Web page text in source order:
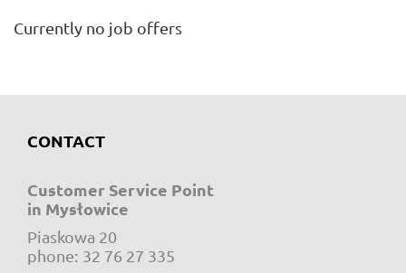
Currently no job offers
CONTACT
Customer Service Point
in Mysłowice
Piaskowa 20
phone: 32 76 27 335